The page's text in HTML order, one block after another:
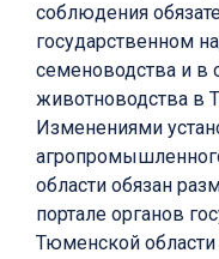
соблюдения
государственном
семеноводства и в
животноводства в
Изменениями
области обязан
портале органов
Тюменской